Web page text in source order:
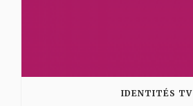
IDENTITÉS TV